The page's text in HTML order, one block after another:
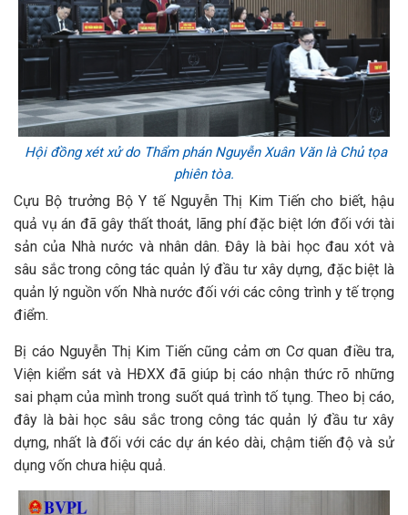
Hội đồng xét xử do Thẩm phán Nguyễn Xuân Văn là Chủ tọa
phiên tòa.
Cựu Bộ trưởng Bộ Y tế Nguyễn Thị Kim Tiến cho biết, hậu
quả vụ án đã gây thất thoát, lãng phí đặc biệt lớn đối với tài
sản của Nhà nước và nhân dân. Đây là bài học đau xót và
sâu sắc trong công tác quản lý đầu tư xây dựng, đặc biệt là
quản lý nguồn vốn Nhà nước đối với các công trình y tế trọng
điểm.
Bị cáo Nguyễn Thị Kim Tiến cũng cảm ơn Cơ quan điều tra,
Viện kiểm sát và HĐXX đã giúp bị cáo nhận thức rõ những
sai phạm của mình trong suốt quá trình tố tụng. Theo bị cáo,
đây là bài học sâu sắc trong công tác quản lý đầu tư xây
dựng, nhất là đối với các dự án kéo dài, chậm tiến độ và sử
dụng vốn chưa hiệu quả.